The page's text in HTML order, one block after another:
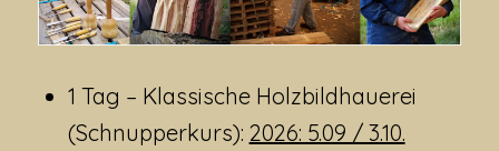
1 Tag – Klassische Holzbildhauerei
(Schnupperkurs): 2026: 5.09 / 3.10.